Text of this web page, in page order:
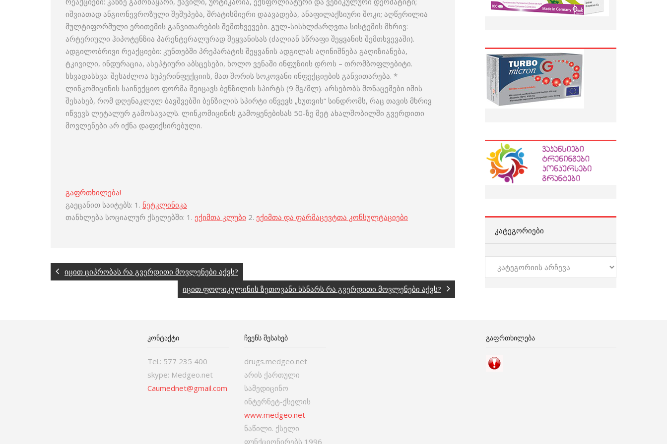
იშვიათად ანგიონევროზული შეშუპება, შრატისმიერი დაავადება, ანაფილაქსიური შოკი; აღწერილია
მულტიფორმული ერითემის განვითარების შემთხვევები. გულ-სისხლძარღვთა სისტემის მხრივ:
არტერიული ჰიპოტენზია პარენტერალურად შეყვანისას (ძალიან სწრაფი შეყვანის შემთხვევაში).
ადგილობრივი რეაქციები: კუნთებში პრეპარატის შეყვანის ადგილას აღინიშნება გაღიზიანება,
ტკივილი, ინდურაცია, ასეპტიური აბსცესები, ხოლო ვენაში ინფუზიის დროს – თრომბოფლებიტი.
სხვადასხვა: შესაძლოა სუპერინფექციის, მათ შორის სოკოვანი ინფექციების განვითარება. *
ლინკომიცინის საინექციო ფორმა შეიცავს ბენზილის სპირტს (9 მგ/მლ). არსებობს მონაცემები იმის
შესახებ, რომ დღენაკლულ ბავშვებში ბენზილის სპირტი იწვევს „ხუთვის“ სინდრომს, რაც თავის მხრივ
იწვევს ლეტალურ გამოსავალს. ლინკომიცინის გამოყენებისას 50-ზე მეტ ახალშობილში გვერდითი
მოვლენები არ იქნა დაფიქსირებული.
გაფრთხილება!
გაეცანით საიტებს: 1. ნეტკლინიკა
თანხლება სოციალურ ქსელებში: 1. ექიმთა კლუბი 2. ექიმთა და ფარმაცევტთა კონსულტაციები
იცით ციპრობას რა გვერდითი მოვლენები აქვს?
იცით ფოლიკულინის ზეთოვანი ხსნარს რა გვერდითი მოვლენები აქვს?
ᲙᲐᲢᲔᲒᲝᲠᲘᲔᲑᲘ
კატეგორიები
ᲙᲝᲜᲢᲐᲥᲢᲘ
Tel.: 577 235 400
skype: Medgeo.net
Caumednet@gmail.com
ᲩᲕᲔᲜᲡ ᲨᲔᲡᲐᲮᲔᲑ
drugs.medgeo.net
არის ქართული
სამედიცინო
ინტერნეტ-ქსელის
www.medgeo.net
ნაწილი. ქსელი
ფუნქციონირებს 1996
ᲒᲐᲤᲠᲗᲮᲘᲚᲔᲑᲐ